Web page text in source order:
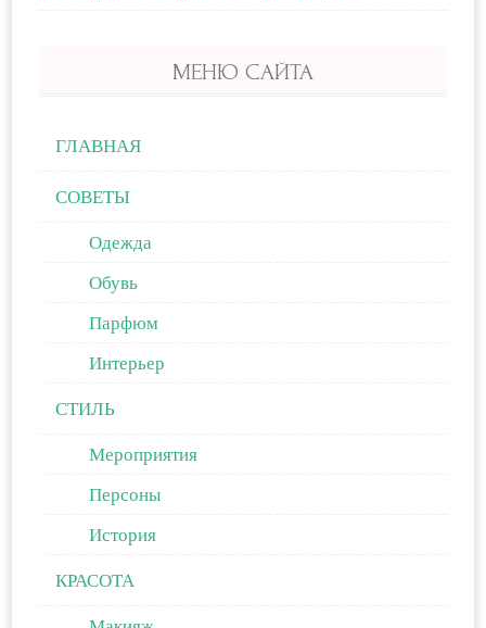
МЕНЮ САЙТА
ГЛАВНАЯ
СОВЕТЫ
Одежда
Обувь
Парфюм
Интерьер
СТИЛЬ
Мероприятия
Персоны
История
КРАСОТА